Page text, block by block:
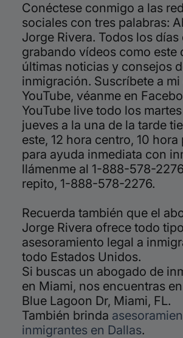
Conéctese conmigo a las
sociales con tres palabras:
Jorge Rivera. Todos los días
grabando vídeos como este
últimas noticias y consejos
inmigración. Suscríbete a
YouTube, véanme en
YouTube live todo los
jueves a la una de la tarde
este, 12 hora centro, 10
para ayuda inmediata con
llámenme al 1-888-578-
repito, 1-888-578-2276.
Recuerda también que el
Jorge Rivera ofrece todo
asesoramiento legal a
todo Estados Unidos.
Si buscas un abogado de
en Miami, nos encuentras
Blue Lagoon Dr, Miami, FL.
También brinda
inmigrantes en Dallas.